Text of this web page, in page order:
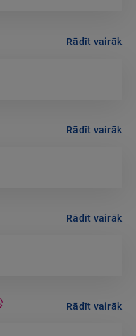
Rādīt vairāk
Rādīt vairāk
Rādīt vairāk
Rādīt vairāk